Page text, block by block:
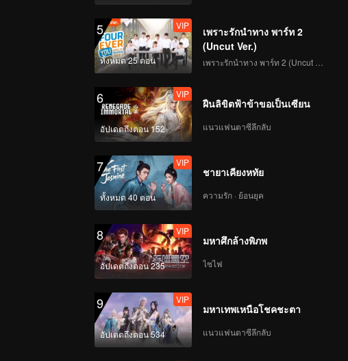
5
ทั้งหมด 25 ตอน
VIP
เพราะรักนำทาง พาร์ท 2
(Uncut Ver.)
6
อัปเดตถึงตอน 152
VIP
ฝืนลิขิตฟ้าข้าขอเป็นเซียน
แนวแฟนตาซีลึกลับ
7
ทั้งหมด 40 ตอน
VIP
ชายาเคียงหทัย
ความรัก · ย้อนยุค
8
อัปเดตถึงตอน 235
VIP
มหาศึกล้างพิภพ
ไซไฟ
9
อัปเดตถึงตอน 534
VIP
มหาเทพเหนือโชคชะตา
แนวแฟนตาซีลึกลับ